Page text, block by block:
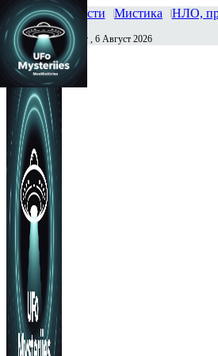
Главная Новости Мистика НЛО,
Сегодня Четверг , 6 Август 2026